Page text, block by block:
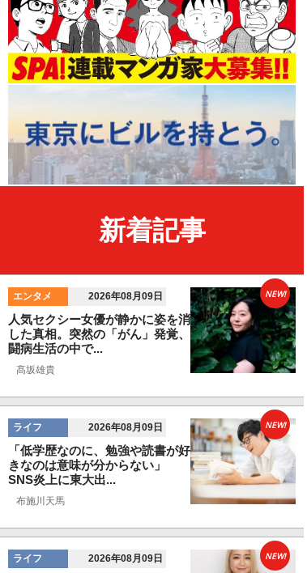
新着記事
エンタメ 2026年08月09日
人気セクシー女優が静かに姿を消
した真相。突然の「がん」発覚、
闘病生活の中で...
髙坂雄貴
NEW!
ライフ 2026年08月09日
「低学歴なのに、勉強や読書が好
きなのは意味が分からない」
SNS炎上に東大出...
布施川天馬
NEW!
ライフ 2026年08月09日 NEW!